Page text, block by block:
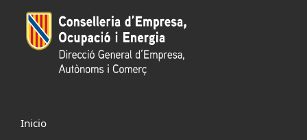
Inicio